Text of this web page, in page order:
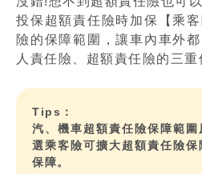
投保超額責任險時加保【乘
險的保障範圍，讓車內車外
人責任險、超額責任險的三重
Tips：
汽、機車超額責任險保障範
選乘客險可擴大超額責任險
保障。